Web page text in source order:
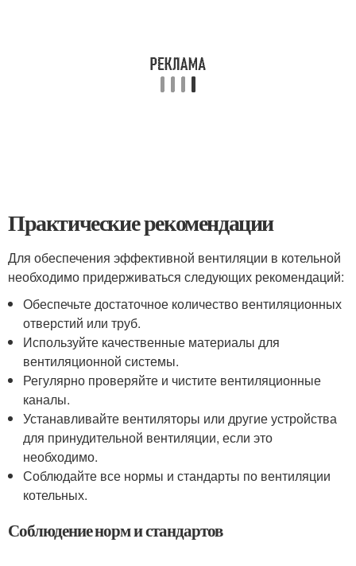
Практические рекомендации
Для обеспечения эффективной вентиляции в котельной
необходимо придерживаться следующих рекомендаций:
Обеспечьте достаточное количество вентиляционных
отверстий или труб.
Используйте качественные материалы для
вентиляционной системы.
Регулярно проверяйте и чистите вентиляционные
каналы.
Устанавливайте вентиляторы или другие устройства
для принудительной вентиляции, если это
необходимо.
Соблюдайте все нормы и стандарты по вентиляции
котельных.
Соблюдение норм и стандартов